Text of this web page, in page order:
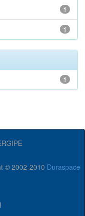
1
1
1
© 2002-2010 Duraspace